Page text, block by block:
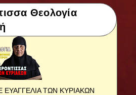
Θεολογία
ΕΥΑΓΓΕΛΙΑ ΤΩΝ ΚΥΡΙΑΚΩΝ